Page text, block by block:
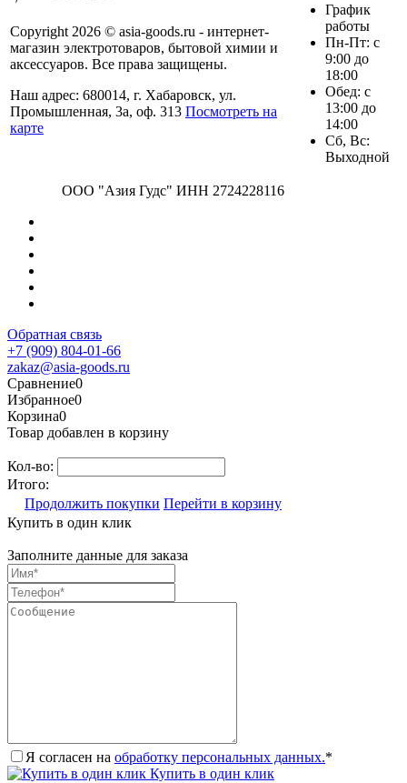
Copyright 2026 © asia-goods.ru - интернет-
магазин электротоваров, бытовой химии и
аксессуаров. Все права защищены.
Наш адрес: 680014, г. Хабаровск, ул.
Промышленная, 3а, оф. 313 Посмотреть на
карте
График
работы
Пн-Пт: с
9:00 до
18:00
Обед: с
13:00 до
14:00
Сб, Вс:
Выходной
ООО "Азия Гудс" ИНН 2724228116
Обратная связь
+7 (909) 804-01-66
zakaz@asia-goods.ru
Сравнение0
Избранное0
Корзина0
Товар добавлен в корзину
Кол-во:
Итого:
Продолжить покупки Перейти в корзину
Купить в один клик
Заполните данные для заказа
Я согласен на обработку персональных данных.*
Купить в один клик